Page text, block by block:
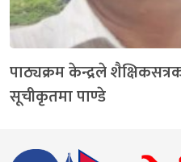
पाठ्यक्रम केन्द्रले
सूचीकृतमा पाण्डे